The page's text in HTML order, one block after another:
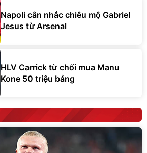
Napoli cân nhắc chiêu mộ Gabriel
Jesus từ Arsenal
HLV Carrick từ chối mua Manu
Kone 50 triệu bảng